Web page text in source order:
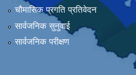
चौमासिक प्रगति प्रतिवेदन
सार्वजनिक सुनुवाई
सार्वजनिक परीक्षण